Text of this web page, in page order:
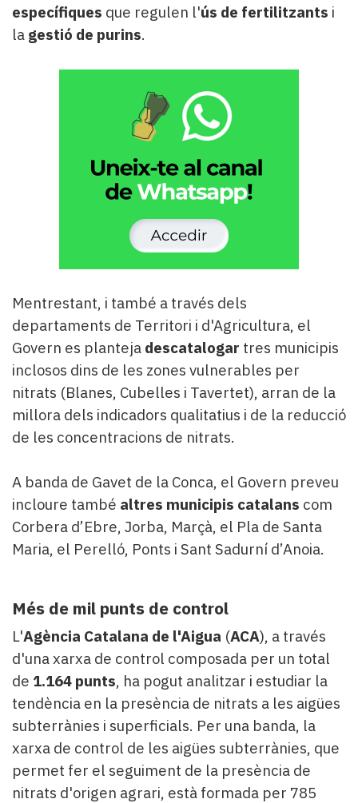
específiques que regulen l'ús de fertilitzants i
la gestió de purins.
Mentrestant, i també a través dels
departaments de Territori i d'Agricultura, el
Govern es planteja descatalogar tres municipis
inclosos dins de les zones vulnerables per
nitrats (Blanes, Cubelles i Tavertet), arran de la
millora dels indicadors qualitatius i de la reducció
de les concentracions de nitrats.
A banda de Gavet de la Conca, el Govern preveu
incloure també altres municipis catalans com
Corbera d’Ebre, Jorba, Marçà, el Pla de Santa
Maria, el Perelló, Ponts i Sant Sadurní d’Anoia.
Més de mil punts de control
L'Agència Catalana de l'Aigua (ACA), a través
d'una xarxa de control composada per un total
de 1.164 punts, ha pogut analitzar i estudiar la
tendència en la presència de nitrats a les aigües
subterrànies i superficials. Per una banda, la
xarxa de control de les aigües subterrànies, que
permet fer el seguiment de la presència de
nitrats d'origen agrari, està formada per 785